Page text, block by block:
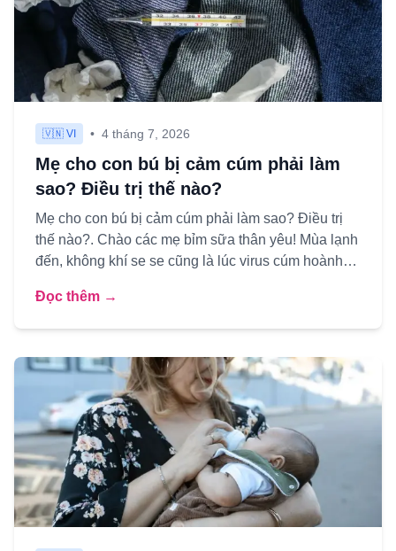
🇻🇳 VI • 4 tháng 7, 2026
Mẹ cho con bú bị cảm cúm phải làm
sao? Điều trị thế nào?
Mẹ cho con bú bị cảm cúm phải làm sao? Điều trị
thế nào?. Chào các mẹ bỉm sữa thân yêu! Mùa lạnh
đến, không khí se se cũng là lúc virus cúm hoành
Đọc thêm →